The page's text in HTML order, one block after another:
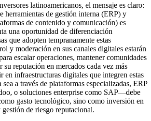
latinoamericanos, el mensaje es claro:
herramientas de gestión interna (ERP) y
de contenido y comunicación) es
una oportunidad de diferenciación
que adopten tempranamente estas
y moderación en sus canales digitales estarán
escalar operaciones, mantener comunidades
su reputación en mercados cada vez más
en infraestructuras digitales que integren estas
a través de plataformas especializadas, ERP
o soluciones enterprise como SAP—debe
gasto tecnológico, sino como inversión en
de riesgo reputacional.